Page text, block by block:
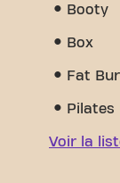
Booty
Box
Fat
Pilates
Voir la